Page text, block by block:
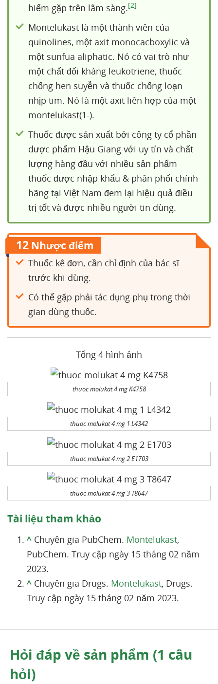
hiếm gặp trên lâm sàng.[2]
Montelukast là một thành viên của
quinolines, một axit monocacboxylic và
một sunfua aliphatic. Nó có vai trò như
một chất đối kháng leukotriene, thuốc
chống hen suyễn và thuốc chống loạn
nhịp tim. Nó là một axit liên hợp của một
montelukast(1-).
Thuốc được sản xuất bởi công ty cổ phần
dược phẩm Hậu Giang với uy tín và chất
lượng hàng đầu với nhiều sản phẩm
thuốc được nhập khẩu & phân phối chính
hãng tại Việt Nam đem lại hiệu quả điều
trị tốt và được nhiều người tin dùng.
12 Nhược điểm
Thuốc kê đơn, cần chỉ định của bác sĩ
trước khi dùng.
Có thể gặp phải tác dụng phụ trong thời
gian dùng thuốc.
Tổng 4 hình ảnh
thuoc molukat 4 mg K4758
thuoc molukat 4 mg 1 L4342
thuoc molukat 4 mg 2 E1703
thuoc molukat 4 mg 3 T8647
Tài liệu tham khảo
^ Chuyên gia PubChem. Montelukast,
PubChem. Truy cập ngày 15 tháng 02 năm
2023.
^ Chuyên gia Drugs. Montelukast, Drugs.
Truy cập ngày 15 tháng 02 năm 2023.
Hỏi đáp về sản phẩm (1 câu
hỏi)